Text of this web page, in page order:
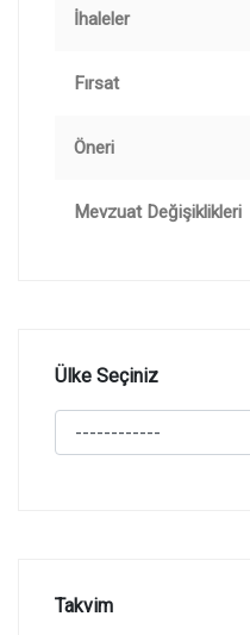
İhaleler
Fırsat
Öneri
Mevzuat Değişiklikleri
Ülke Seçiniz
Takvim